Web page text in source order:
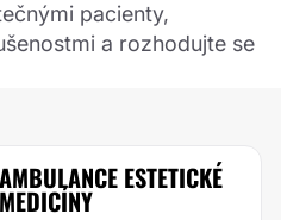
pacienty,
a rozhodujte se
AMBULANCE ESTETICKÉ
MEDICÍNY